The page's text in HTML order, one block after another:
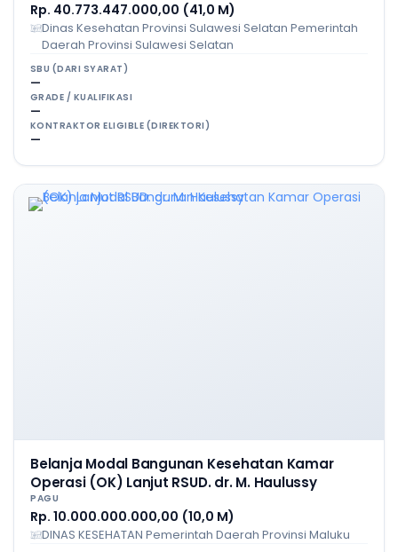
Rp. 40.773.447.000,00 (41,0 M)
Dinas Kesehatan Provinsi Sulawesi Selatan Pemerintah
Daerah Provinsi Sulawesi Selatan
SBU (DARI SYARAT)
—
GRADE / KUALIFIKASI
—
KONTRAKTOR ELIGIBLE (DIREKTORI)
—
Belanja Modal Bangunan Kesehatan Kamar
Operasi (OK) Lanjut RSUD. dr. M. Haulussy
PAGU
Rp. 10.000.000.000,00 (10,0 M)
DINAS KESEHATAN Pemerintah Daerah Provinsi Maluku